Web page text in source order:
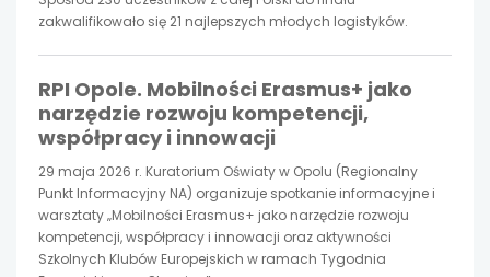
zakwalifikowało się 21 najlepszych młodych logistyków.
RPI Opole. Mobilności Erasmus+ jako
narzędzie rozwoju kompetencji,
współpracy i innowacji
29 maja 2026 r. Kuratorium Oświaty w Opolu (Regionalny
Punkt Informacyjny NA) organizuje spotkanie informacyjne i
warsztaty „Mobilności Erasmus+ jako narzędzie rozwoju
kompetencji, współpracy i innowacji oraz aktywności
Szkolnych Klubów Europejskich w ramach Tygodnia